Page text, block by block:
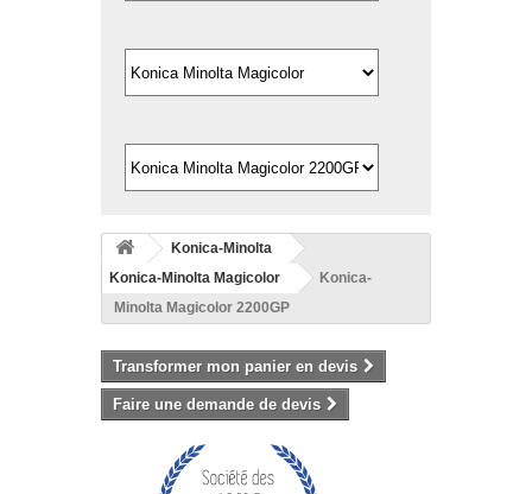
Konica-Minolta
Konica-Minolta Magicolor
Konica-
Minolta Magicolor 2200GP
Transformer mon panier en devis
Faire une demande de devis